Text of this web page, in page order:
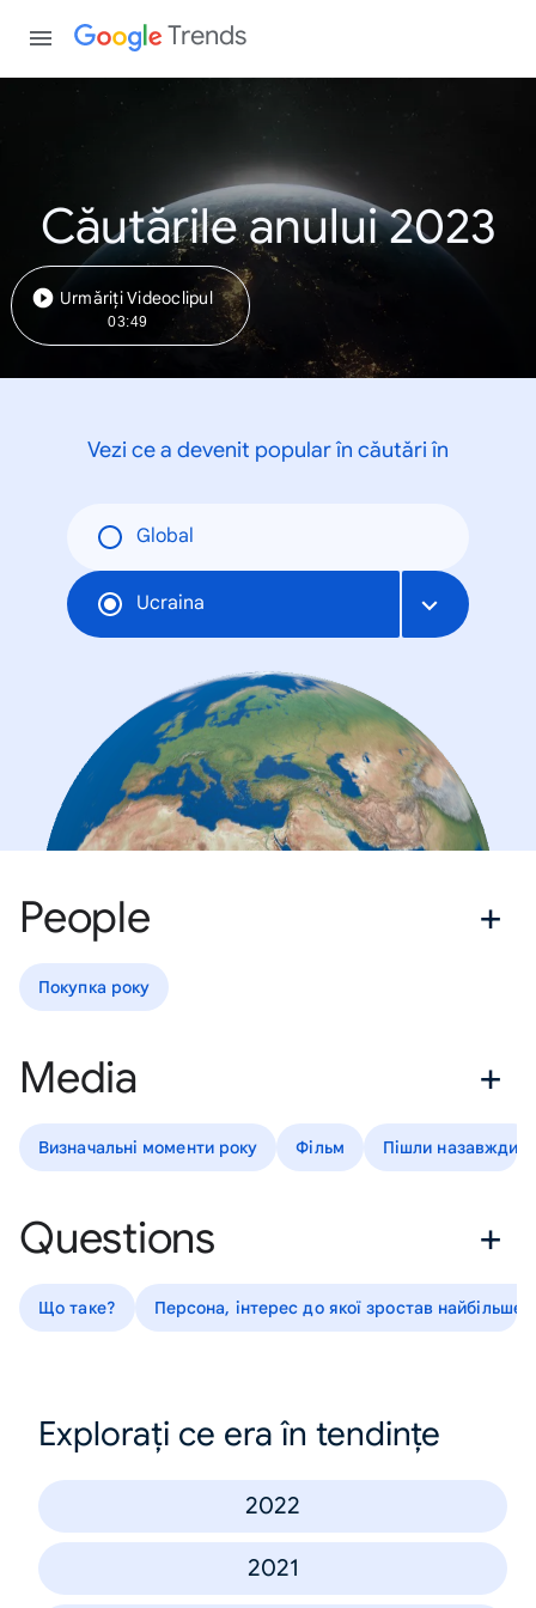
Trends
Căutările anului 2023
Urmăriți Videoclipul
03:49
Vezi ce a devenit popular în căutări în
Global
Ucraina
People
Покупка року
Media
Визначальні моменти року Фільм Пішли назавжди
Questions
Що таке? Персона, інтерес до якої зростав найбільше
Explorați ce era în tendințe
2022
2021